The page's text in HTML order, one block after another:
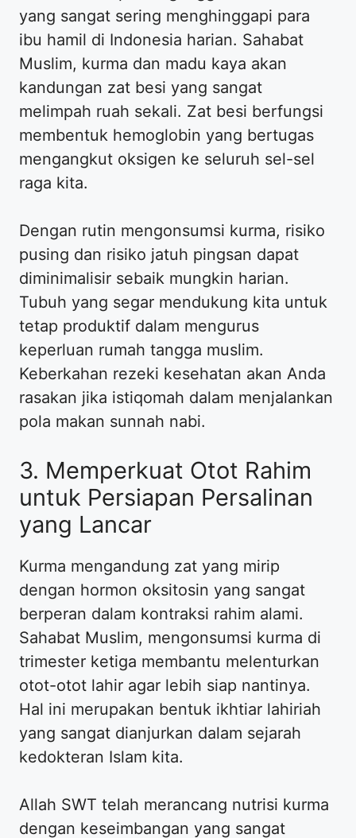
yang sangat sering menghinggapi para
ibu hamil di Indonesia harian. Sahabat
Muslim, kurma dan madu kaya akan
kandungan zat besi yang sangat
melimpah ruah sekali. Zat besi berfungsi
membentuk hemoglobin yang bertugas
mengangkut oksigen ke seluruh sel-sel
raga kita.
Dengan rutin mengonsumsi kurma, risiko
pusing dan risiko jatuh pingsan dapat
diminimalisir sebaik mungkin harian.
Tubuh yang segar mendukung kita untuk
tetap produktif dalam mengurus
keperluan rumah tangga muslim.
Keberkahan rezeki kesehatan akan Anda
rasakan jika istiqomah dalam menjalankan
pola makan sunnah nabi.
3. Memperkuat Otot Rahim
untuk Persiapan Persalinan
yang Lancar
Kurma mengandung zat yang mirip
dengan hormon oksitosin yang sangat
berperan dalam kontraksi rahim alami.
Sahabat Muslim, mengonsumsi kurma di
trimester ketiga membantu melenturkan
otot-otot lahir agar lebih siap nantinya.
Hal ini merupakan bentuk ikhtiar lahiriah
yang sangat dianjurkan dalam sejarah
kedokteran Islam kita.
Allah SWT telah merancang nutrisi kurma
dengan keseimbangan yang sangat